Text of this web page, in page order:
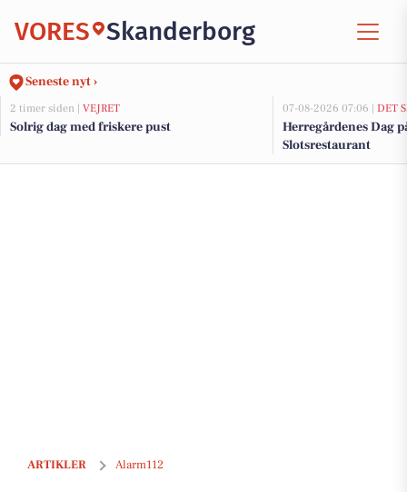
VORES Skanderborg
Seneste nyt ›
2 timer siden | VEJRET
Solrig dag med friskere pust
07-08-2026 07:06 | DET
Herregårdenes Dag
Slotsrestaurant
ARTIKLER Alarm112
Udrykning nær Skanderborg, fredag, kl. 17:28